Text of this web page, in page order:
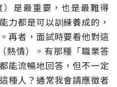
是最重要，也是最難得
力都是可以訓練養成的，
再者，面試時要看他對這
熱情）。有那種「職業答
能流暢地回答，但不一定
種人？通常我會請應徵者